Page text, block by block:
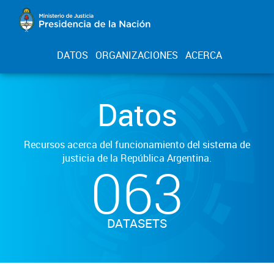
DATOS ORGANIZACIONES ACERCA
Datos
Recursos acerca del funcionamiento del sistema de
justicia de la República Argentina.
063
DATASETS